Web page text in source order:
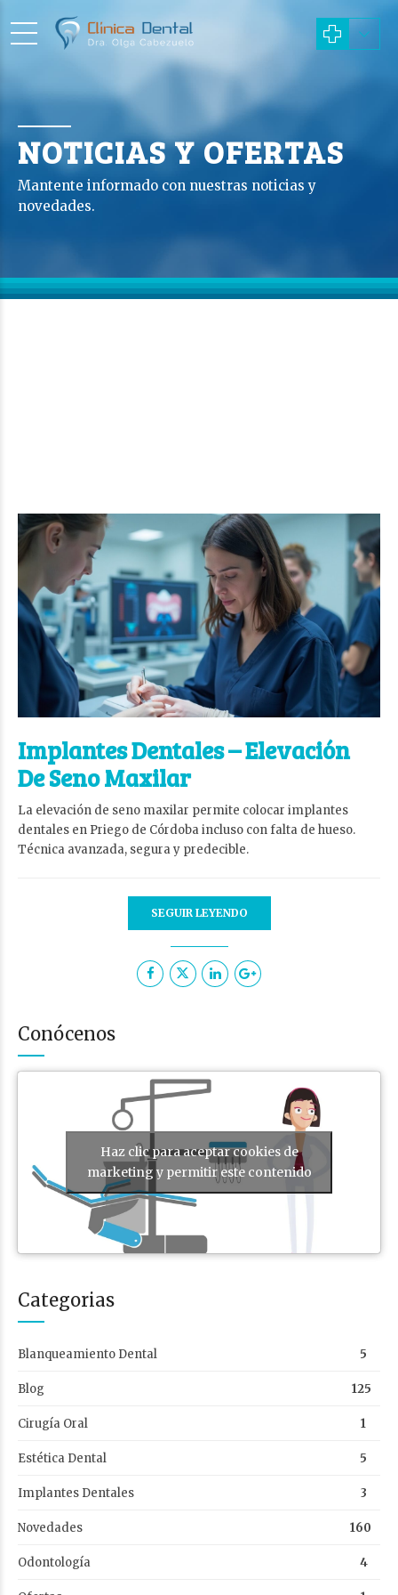
NOTICIAS Y OFERTAS
Mantente informado con nuestras noticias y
novedades.
Implantes Dentales – Elevación
De Seno Maxilar
La elevación de seno maxilar permite colocar implantes
dentales en Priego de Córdoba incluso con falta de hueso.
Técnica avanzada, segura y predecible.
SEGUIR LEYENDO
Conócenos
Haz clic para aceptar cookies de
marketing y permitir este contenido
Categorias
Blanqueamiento Dental 5
Blog 125
Cirugía Oral 1
Estética Dental 5
Implantes Dentales 3
Novedades 160
Odontología 4